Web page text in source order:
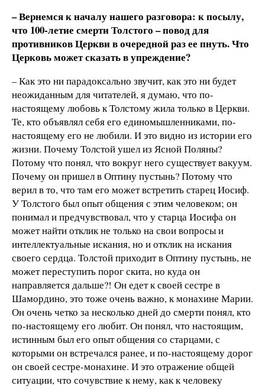
– Вернемся к началу нашего разговора: к посылу,
что 100-летие смерти Толстого – повод для
противников Церкви в очередной раз ее пнуть. Что
Церковь может сказать в упреждение?
– Как это ни парадоксально звучит, как это ни будет
неожиданным для читателей, я думаю, что по-
настоящему любовь к Толстому жила только в Церкви.
Те, кто объявлял себя его единомышленниками, по-
настоящему его не любили. И это видно из истории его
жизни. Почему Толстой ушел из Ясной Поляны?
Потому что понял, что вокруг него существует вакуум.
Почему он пришел в Оптину пустынь? Потому что
верил в то, что там его может встретить старец Иосиф.
У Толстого был опыт общения с этим человеком; он
понимал и предчувствовал, что у старца Иосифа он
может найти отклик не только на свои вопросы и
интеллектуальные искания, но и отклик на искания
своего сердца. Толстой приходит в Оптину пустынь, не
может переступить порог скита, но куда он
направляется дальше?! Он едет к своей сестре в
Шамордино, это тоже очень важно, к монахине Марии.
Он очень четко за несколько дней до смерти понял, кто
по-настоящему его любит. Он понял, что настоящим,
истинным был его опыт общения со старцами, с
которыми он встречался ранее, и по-настоящему дорог
он своей сестре-монахине. И это отражение общей
ситуации, что сочувствие к нему, как к человеку